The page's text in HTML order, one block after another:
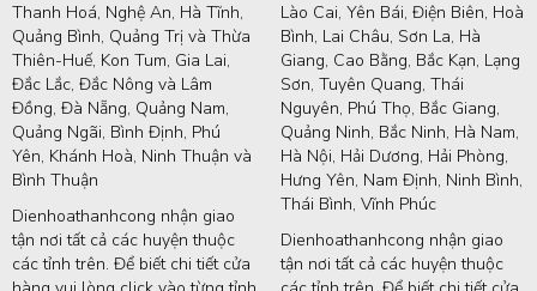
Thanh Hoá, Nghệ An, Hà Tĩnh,
Quảng Bình, Quảng Trị và Thừa
Thiên-Huế, Kon Tum, Gia Lai,
Đắc Lắc, Đắc Nông và Lâm
Đồng, Đà Nẵng, Quảng Nam,
Quảng Ngãi, Bình Định, Phú
Yên, Khánh Hoà, Ninh Thuận và
Bình Thuận
Dienhoathanhcong nhận giao
tận nơi tất cả các huyện thuộc
các tỉnh trên. Để biết chi tiết cửa
Lào Cai, Yên Bái, Điện Biên, Hoà
Bình, Lai Châu, Sơn La, Hà
Giang, Cao Bằng, Bắc Kạn, Lạng
Sơn, Tuyên Quang, Thái
Nguyên, Phú Thọ, Bắc Giang,
Quảng Ninh, Bắc Ninh, Hà Nam,
Hà Nội, Hải Dương, Hải Phòng,
Hưng Yên, Nam Định, Ninh Bình,
Thái Bình, Vĩnh Phúc
Dienhoathanhcong nhận giao
tận nơi tất cả các huyện thuộc